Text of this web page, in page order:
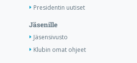
Presidentin uutiset
Jäsenille
Jäsensivusto
Klubin omat ohjeet